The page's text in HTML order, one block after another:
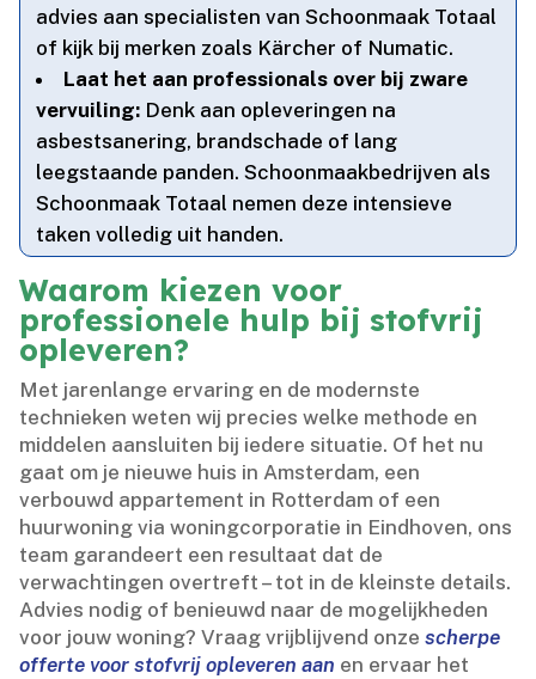
advies aan specialisten van Schoonmaak Totaal
of kijk bij merken zoals Kärcher of Numatic.​
Laat het aan professionals over bij zware
vervuiling: Denk aan opleveringen na
asbestsanering, brandschade of lang
leegstaande panden.​ Schoonmaakbedrijven als
Schoonmaak Totaal nemen deze intensieve
taken volledig uit handen.​
Waarom kiezen voor
professionele hulp bij stofvrij
opleveren?
Met jarenlange ervaring en de modernste
technieken weten wij precies welke methode en
middelen aansluiten bij iedere situatie.​ Of het nu
gaat om je nieuwe huis in Amsterdam, een
verbouwd appartement in Rotterdam of een
huurwoning via woningcorporatie in Eindhoven, ons
team garandeert een resultaat dat de
verwachtingen overtreft – tot in de kleinste details.​
Advies nodig of benieuwd naar de mogelijkheden
voor jouw woning? Vraag vrijblijvend onzescherpe
offerte voor stofvrij opleveren aan en ervaar het